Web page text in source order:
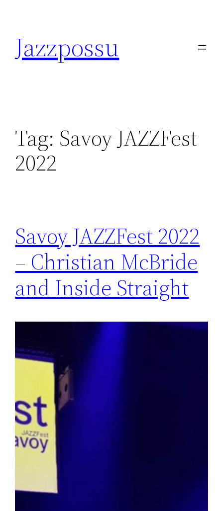
content
Jazzpossu
Tag: Savoy JAZZFest
2022
Savoy JAZZFest 2022
– Christian McBride
and Inside Straight